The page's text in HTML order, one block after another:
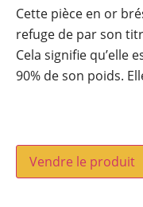
Cette pièce en or
refuge de par son
Cela signifie qu’elle
90% de son poids.
Vendre le produit